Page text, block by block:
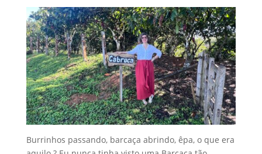
Burrinhos passando, barcaça abrindo, êpa, o que era